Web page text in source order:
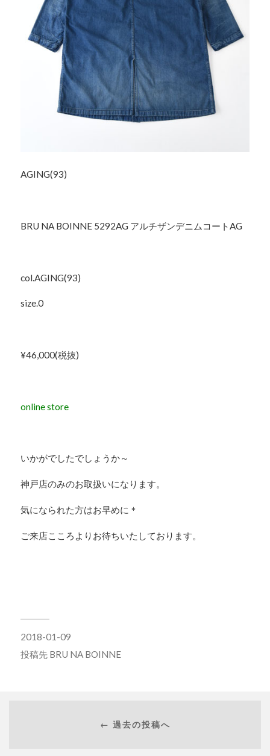
AGING(93)
BRU NA BOINNE 5292AG アルチザンデニムコートAG
col.AGING(93)
size.0
¥46,000(税抜)
online store
いかがでしたでしょうか～
神戸店のみのお取扱いになります。
気になられた方はお早めに＊
ご来店こころよりお待ちいたしております。
2018-01-09
投稿先 BRU NA BOINNE
← 過去の投稿へ